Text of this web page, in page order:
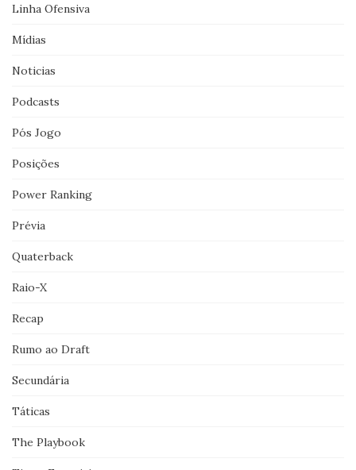
Linha Ofensiva
Mídias
Noticias
Podcasts
Pós Jogo
Posições
Power Ranking
Prévia
Quaterback
Raio-X
Recap
Rumo ao Draft
Secundária
Táticas
The Playbook